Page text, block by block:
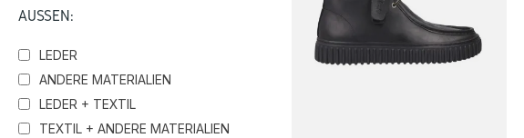
AUSSEN:
LEDER
ANDERE MATERIALIEN
LEDER + TEXTIL
TEXTIL + ANDERE MATERIALIEN